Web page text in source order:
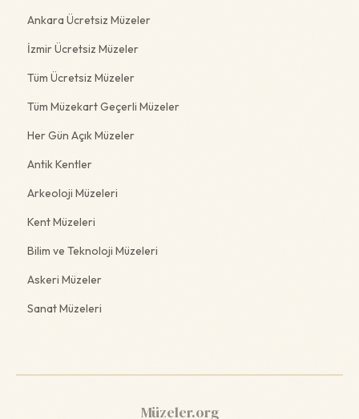
Ankara Ücretsiz Müzeler
İzmir Ücretsiz Müzeler
Tüm Ücretsiz Müzeler
Tüm Müzekart Geçerli Müzeler
Her Gün Açık Müzeler
Antik Kentler
Arkeoloji Müzeleri
Kent Müzeleri
Bilim ve Teknoloji Müzeleri
Askeri Müzeler
Sanat Müzeleri
Müzeler.org